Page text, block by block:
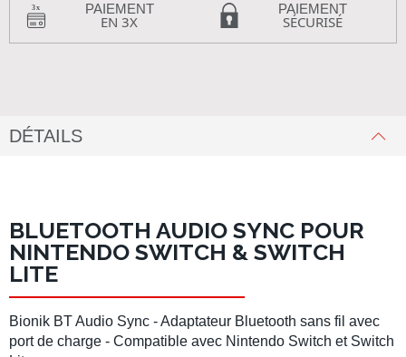
PAIEMENT
EN 3X
PAIEMENT
SÉCURISÉ
DÉTAILS
BLUETOOTH AUDIO SYNC POUR
NINTENDO SWITCH & SWITCH
LITE
Bionik BT Audio Sync - Adaptateur Bluetooth sans fil avec
port de charge - Compatible avec Nintendo Switch et Switch